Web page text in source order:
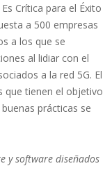
Crítica para el Éxito
a 500 empresas
a los que se
al lidiar con el
a la red 5G. El
que tienen el objetivo
prácticas se
y software diseñados